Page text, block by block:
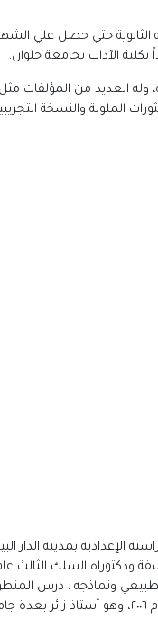
العديد من المؤلفات
الملونة والنسخة
وبها درس دراسته الابتدائية، ثم تابع
الرسالة في الاستدلال الحجاجي
بداية السبعينيات حصل على جائزة المغرب للكتاب مرتين، ثم على جائزة